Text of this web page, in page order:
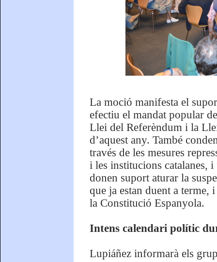
La moció manifesta el
efectiu el mandat popular
Llei del Referèndum i la
d’aquest any. També
través de les mesures
i les institucions catalanes,
donen suport aturar la
que ja estan duent a terme,
la Constitució Espanyola.
Intens calendari polític
Lupiáñez informarà els